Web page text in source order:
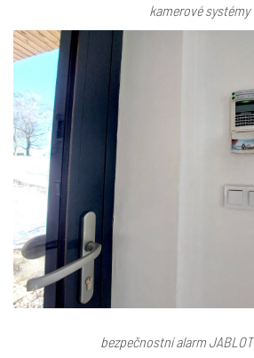
kamerové systémy
bezpečnostní alarm